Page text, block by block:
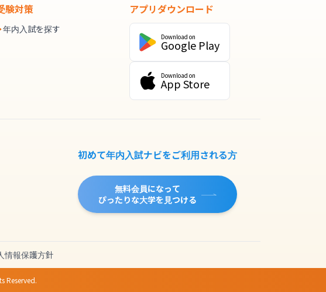
験対策
年内入試を探す
アプリダウンロード
Download on
Google Play
Download on
App Store
初めて年内入試ナビをご利用される方
無料会員になって
ぴったりな大学を見つける
情報保護方針
Reserved.